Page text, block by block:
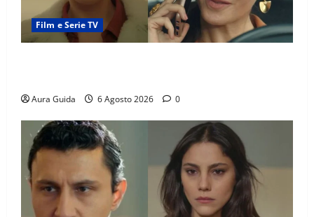
Film e Serie TV
Aura Guida 6 Agosto 2026 0